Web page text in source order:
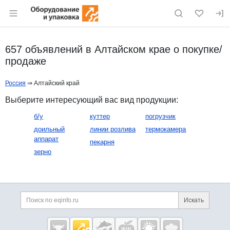
Раздел навигации по сайту eqinfo.ru
657 объявлений в Алтайском крае о покупке/
продаже
Россия ⇒ Алтайский край
Выберите интересующий вас вид продукции:
б/у
доильный
аппарат
зерно
куттер
линии розлива
пекарня
погрузчик
термокамера
Дополнительная информация
Поиск по сайту и
Искать
Cсылки на полезные проекты